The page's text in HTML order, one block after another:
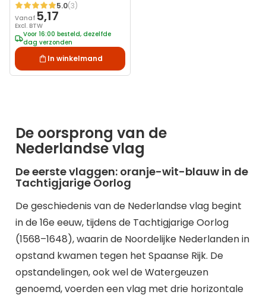
Waardering:
5.0(3)
Vanaf 5,17
Excl. BTW
Voor 16:00 besteld, dezelfde
dag verzonden
In winkelmand
De oorsprong van de
Nederlandse vlag
De eerste vlaggen: oranje-wit-blauw in de
Tachtigjarige Oorlog
De geschiedenis van de Nederlandse vlag begint
in de 16e eeuw, tijdens de Tachtigjarige Oorlog
(1568–1648), waarin de Noordelijke Nederlanden in
opstand kwamen tegen het Spaanse Rijk. De
opstandelingen, ook wel de Watergeuzen
genoemd, voerden een vlag met drie horizontale